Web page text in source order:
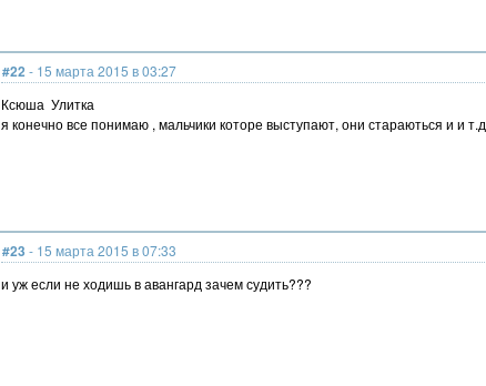
#22 - 15 марта 2015 в 03:27
Ксюша Улитка
я конечно все понимаю , мальчики которе выступают, они стараються и и т.д
#23 - 15 марта 2015 в 07:33
и уж если не ходишь в авангард зачем судить???